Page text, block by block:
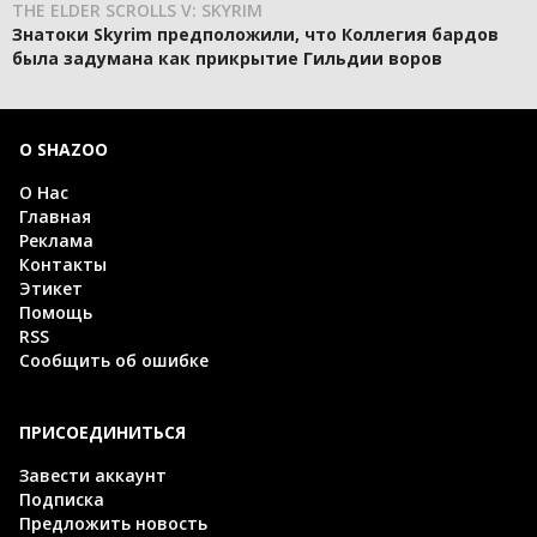
THE ELDER SCROLLS V: SKYRIM
Знатоки Skyrim предположили, что Коллегия бардов
была задумана как прикрытие Гильдии воров
О SHAZOO
О Нас
Главная
Реклама
Контакты
Этикет
Помощь
RSS
Сообщить об ошибке
ПРИСОЕДИНИТЬСЯ
Завести аккаунт
Подписка
Предложить новость